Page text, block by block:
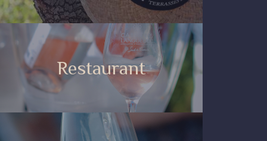
Restaurant